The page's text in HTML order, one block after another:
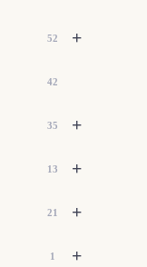
+
52
42
+
35
+
13
+
21
+
1